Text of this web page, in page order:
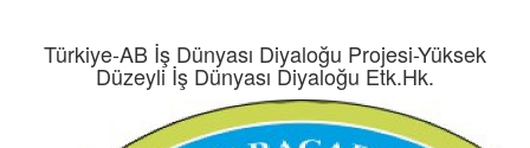
Türkiye-AB İş Dünyası Diyaloğu Projesi-Yüksek
Düzeyli İş Dünyası Diyaloğu Etk.Hk.